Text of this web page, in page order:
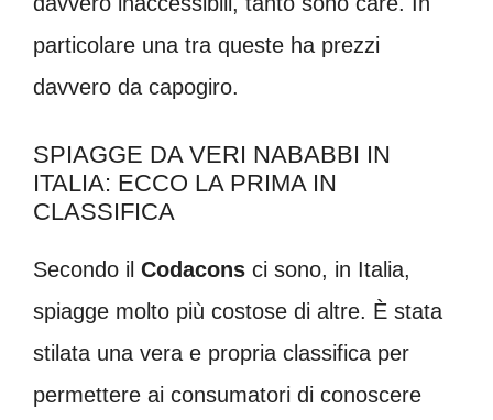
particolare una tra queste ha prezzi
davvero da capogiro.
SPIAGGE DA VERI NABABBI IN
ITALIA: ECCO LA PRIMA IN
CLASSIFICA
Secondo il Codacons ci sono, in Italia,
spiagge molto più costose di altre. È stata
stilata una vera e propria classifica per
permettere ai consumatori di conoscere